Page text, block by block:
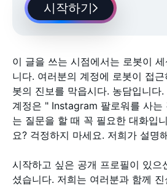
시작하기
이 글을 쓰는 시점에서는 로봇이
니다. 여러분의 계정에 로봇이 접
봇의 진보를 막읍시다. 농담입니다
계정은 " Instagram 팔로워를 사는
는 질문을 할 때 꼭 필요한 대화입
요? 걱정하지 마세요. 저희가 설명
시작하고 싶은 공개 프로필이 있으
셨습니다. 저희는 여러분과 함께